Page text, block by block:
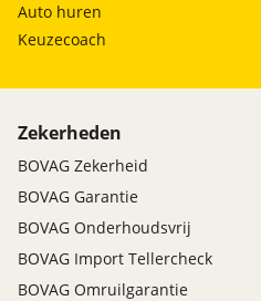
Auto huren
Keuzecoach
Zekerheden
BOVAG Zekerheid
BOVAG Garantie
BOVAG Onderhoudsvrij
BOVAG Import Tellercheck
BOVAG Omruilgarantie